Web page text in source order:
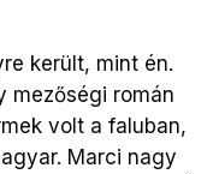
került, mint én.
mezőségi román
volt a faluban,
Marci nagy